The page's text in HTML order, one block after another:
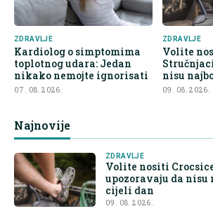
ZDRAVLJE
Kardiolog o simptomima
toplotnog udara: Jedan
nikako nemojte ignorisati
07. 08. 2026.
ZDRAVLJE
Volite
nisu
dan
09. 08. 2026.
Najnovije
ZDRAVLJE
Volite nositi
upozoravaju da nisu
cijeli dan
09. 08. 2026.